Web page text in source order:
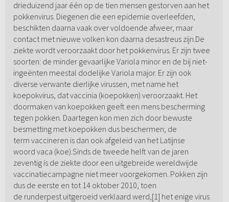
drieduizend jaar één op de tien mensen gestorven aan het
pokkenvirus. Diegenen die een epidemie overleefden,
beschikten daarna vaak over voldoende afweer, maar
contact met nieuwe volken kon daarna desastreus zijn.De
ziekte wordt veroorzaakt door het pokkenvirus. Er zijn twee
soorten: de minder gevaarlijke Variola minor en de bij niet-
ingeënten meestal dodelijke Variola major. Er zijn ook
diverse verwante dierlijke virussen, met name het
koepokvirus, dat vaccinia (koepokken) veroorzaakt. Het
doormaken van koepokken geeft een mens bescherming
tegen pokken. Daartegen kon men zich door bewuste
besmetting met koepokken dus beschermen; de
term vaccineren is dan ook afgeleid van het Latijnse
woord vaca (koe).Sinds de tweede helft van de jaren
zeventig is de ziekte door een uitgebreide wereldwijde
vaccinatiecampagne niet meer voorgekomen. Pokken zijn
dus de eerste en tot 14 oktober 2010, toen
de runderpest uitgeroeid verklaard werd,[1] het enige virus